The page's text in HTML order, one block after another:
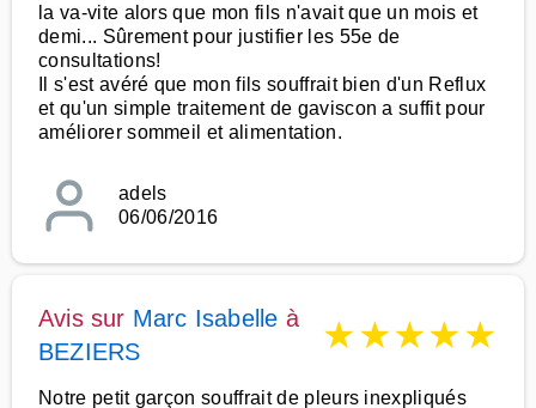
la va-vite alors que mon fils n'avait que un mois et
demi... Sûrement pour justifier les 55e de
consultations!
Il s'est avéré que mon fils souffrait bien d'un Reflux
et qu'un simple traitement de gaviscon a suffit pour
améliorer sommeil et alimentation.
adels
06/06/2016
Avis sur Marc Isabelle à
BEZIERS
★★★★★
Notre petit garçon souffrait de pleurs inexpliqués